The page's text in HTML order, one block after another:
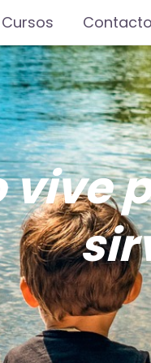
Cursos Contacto
vive